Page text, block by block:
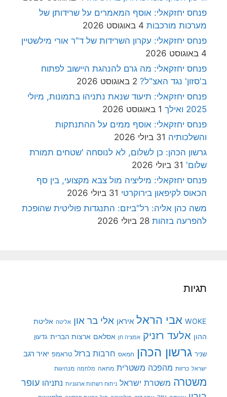
פנחס יחזקאלי: אוסף המאמרים על שרידותן של
מערכות מורכבות 4 באוגוסט 2026
פנחס יחזקאלי: עקרון השרידות של ד"ר אורי מילשטיין
4 באוגוסט 2026
פנחס יחזקאלי: מה גרם להנהגת היישוב לפתוח
ב'סזון' נגד האצ"ל? 2 באוגוסט 2026
פנחס יחזקאלי: תיעוד שנאת נתניהו בתמונות, מיולי
2025 ואילך
1 באוגוסט 2026
פנחס יחזקאלי: אוסף ממים על ההתנתקות
והשלכותיה 31 ביולי 2026
גרשון הכהן: כן לשלום, לא לנוסחה 'שטחים תמורת
שלום' 31 ביולי 2026
פנחס יחזקאלי: מיליציה מול צבא מקצועי, בין סף
הכאוס לקיפאון בירוקרטי 31 ביולי 2026
משה כהן אליה: רל"ביזם: התנגדות פוליטית שהופכת
להפרעה בזהות 28 ביולי 2026
תגיות
WOKE אבי הראל איראן אלי בר און אליטה אליטת
ההון אלעד רזניק אמציה חן אסלאם ארצות הברית גדעון
שניר גרשון הכהן חמאס חרבות ברזל טראמפ יאיר רגב
ישראל כרזות מהפכה משטרית מחאה מלחמה מנהיגות
משטרה משטרת ישראל ניתוח רשתות ארגוניות נתניהו עופר